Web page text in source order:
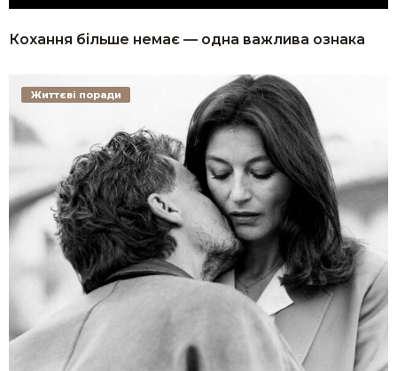
Кохання більше немає — одна важлива ознака
Життєві поради